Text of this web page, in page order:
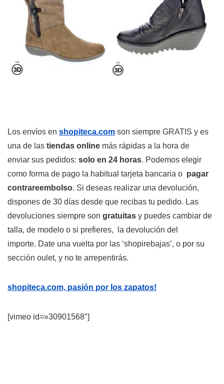
Los envíos en shopiteca.com son siempre GRATIS y es
una de las tiendas online más rápidas a la hora de
enviar sus pedidos: solo en 24 horas. Podemos elegir
como forma de pago la habitual tarjeta bancaria o pagar
contrareembolso. Si deseas realizar una devolución,
dispones de 30 días desde que recibas tu pedido. Las
devoluciones siempre son gratuitas y puedes cambiar de
talla, de modelo o si prefieres, la devolución del
importe. Date una vuelta por las ‘shopirebajas’, o por su
sección oulet, y no te arrepentirás.
shopiteca.com, pasión por los zapatos!
[vimeo id=»30901568″]